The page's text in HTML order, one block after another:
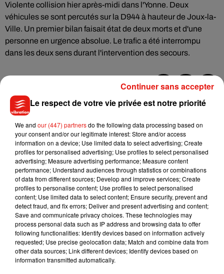
Violente collision hier après-midi dans l'Yonne. Deux
véhicules se sont percutés sur la D944 à hauteur de Joux-la-
Ville. Un premier bilan faisait état de deux morts et d'une
personne en urgence absolue. Le trafic a été interrompu
dans les deux sens durant l'intervention des secours.
Musique
7 août 2026
Julien Lieb s’essaye à la vie de chatelain
dans son nouveau clip
7 août 2026
Madonna sort enfin le remix de « Love
Sensation » avec Kylie Minogue
Le respect de votre vie privée est notre priorité
We and our (447) partnersdo the following data processing based on
your consent and/or our legitimate interest: Store and/or access
information on a device; Use limited data to select advertising; Create
profiles for personalised advertising; Use profiles to select personalised
advertising; Measure advertising performance; Measure content
performance; Understand audiences through statistics or combinations
of data from different sources; Develop and improve services; Create
profiles to personalise content; Use profiles to select personalised
content; Use limited data to select content; Ensure security, prevent and
detect fraud, and fix errors; Deliver and present advertising and content;
Save and communicate privacy choices. These technologies may
process personal data such as IP address and browsing data to offer
following functionalities: Identify devices based on information actively
requested; Use precise geolocation data; Match and combine data from
other data sources; Link different devices; Identify devices based on
information transmitted automatically.
Continuer sans accepter